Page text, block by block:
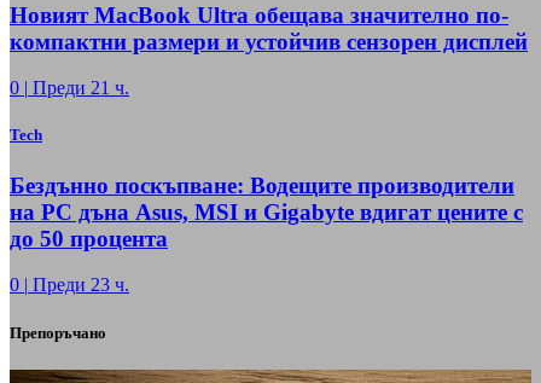
Новият MacBook Ultra обещава значително по-
компактни размери и устойчив сензорен дисплей
0 | Преди 21 ч.
Tech
Бездънно поскъпване: Водещите производители
на РС дъна Asus, MSI и Gigabyte вдигат цените с
до 50 процента
0 | Преди 23 ч.
Препоръчано